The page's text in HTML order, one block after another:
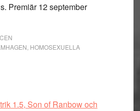
Premiär 12 september
HOMOSEXUELLA
1.5, Son of Ranbow och